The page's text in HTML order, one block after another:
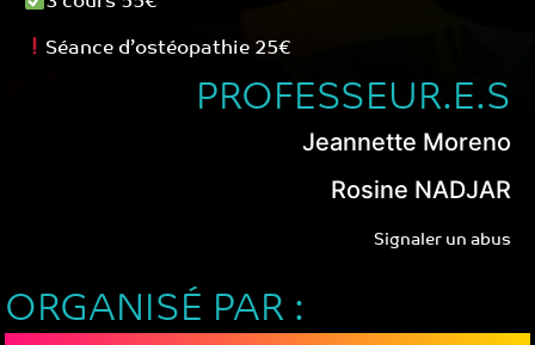
Séance d’ostéopathie 25€
PROFESSEUR.E.S
Jeannette Moreno
Rosine NADJAR
Signaler un abus
ORGANISÉ PAR :